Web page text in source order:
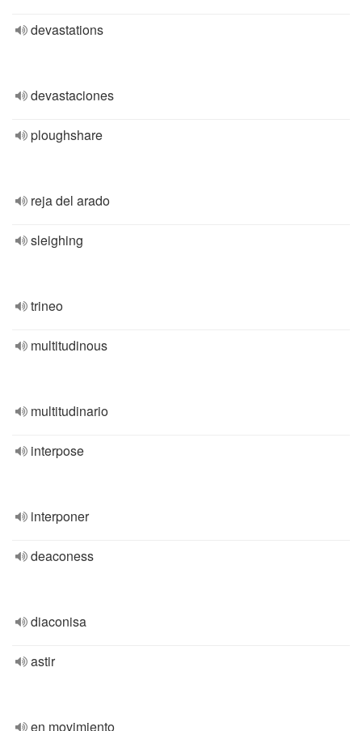
devastations
devastaciones
ploughshare
reja del arado
sleighing
trineo
multitudinous
multitudinario
interpose
interponer
deaconess
diaconisa
astir
en movimiento